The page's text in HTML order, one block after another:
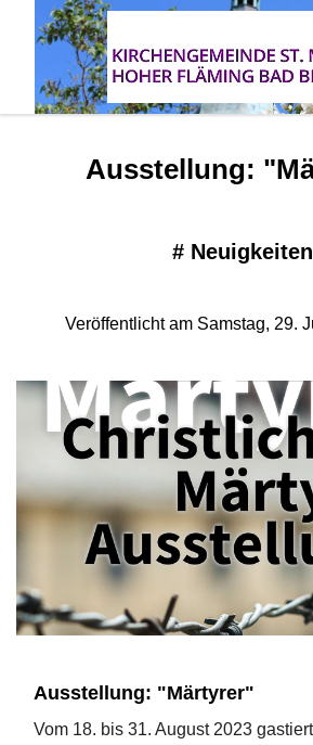
Ausstellung:
# Neuigkeiten
Veröffentlicht am Samstag, 29.
Ausstellung: "Märtyrer"
Vom 18. bis 31. August 2023